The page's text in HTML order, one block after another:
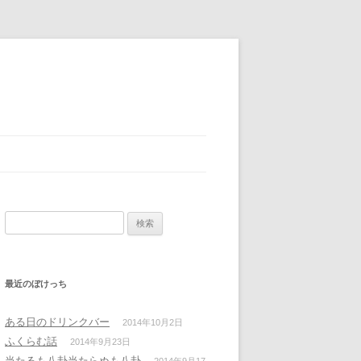
最近のぼけっち
ある日のドリンクバー 2014年10月2日
ふくらむ話 2014年9月23日